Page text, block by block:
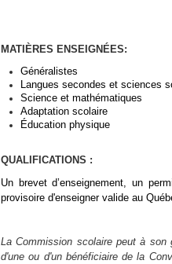
MATIÈRES ENSEIGNÉES:
Généralistes
Langues secondes et sciences
Science et mathématiques
Adaptation scolaire
Éducation physique
QUALIFICATIONS :
Un brevet d’enseignement, un
provisoire d'enseigner valide au
La Commission scolaire peut à
d'une ou d'un bénéficiaire de la